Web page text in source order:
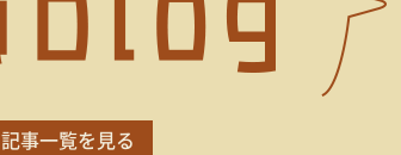
記事一覧を見る